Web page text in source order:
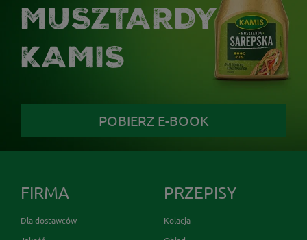
MUSZTARDY
KAMIS
POBIERZ E-BOOK
FIRMA
Dla dostawców
PRZEPISY
Kolacja